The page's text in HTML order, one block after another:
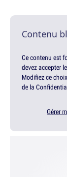
Contenu
Ce contenu est
devez accepter
Modifiez ce
de la
Gérer